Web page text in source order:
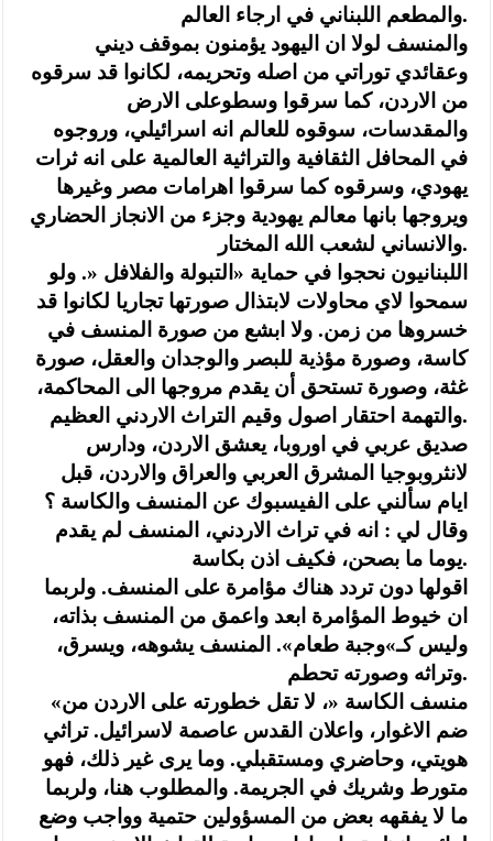
والمطعم اللبناني في ارجاء العالم.
والمنسف لولا ان اليهود يؤمنون بموقف ديني
وعقائدي توراتي من اصله وتحريمه، لكانوا قد سرقوه
من الاردن، كما سرقوا وسطوعلى الارض
والمقدسات، سوقوه للعالم انه اسرائيلي، وروجوه
في المحافل الثقافية والتراثية العالمية على انه ثرات
يهودي، وسرقوه كما سرقوا اهرامات مصر وغيرها
ويروجها بانها معالم يهودية وجزء من الانجاز الحضاري
والانساني لشعب الله المختار.
اللبنانيون نحجوا في حماية «التبولة والفلافل «. ولو
سمحوا لاي محاولات لابتذال صورتها تجاريا لكانوا قد
خسروها من زمن. ولا ابشع من صورة المنسف في
كاسة، وصورة مؤذية للبصر والوجدان والعقل، صورة
غثة، وصورة تستحق أن يقدم مروجها الى المحاكمة،
والتهمة احتقار اصول وقيم التراث الاردني العظيم.
صديق عربي في اوروبا، يعشق الاردن، ودارس
لانثروبوجيا المشرق العربي والعراق والاردن، قبل
ايام سألني على الفيسبوك عن المنسف والكاسة ؟
وقال لي : انه في تراث الاردني، المنسف لم يقدم
يوما ما بصحن، فكيف اذن بكاسة.
اقولها دون تردد هناك مؤامرة على المنسف. ولربما
ان خيوط المؤامرة ابعد واعمق من المنسف بذاته،
وليس كـ»وجبة طعام». المنسف يشوهه، ويسرق،
وتراثه وصورته تحطم.
«منسف الكاسة «، لا تقل خطورته على الاردن من
ضم الاغوار، واعلان القدس عاصمة لاسرائيل. تراثي
هويتي، وحاضري ومستقبلي. وما يرى غير ذلك، فهو
متورط وشريك في الجريمة. والمطلوب هنا، ولربما
ما لا يفقهه بعض من المسؤولين حتمية وواجب وضع